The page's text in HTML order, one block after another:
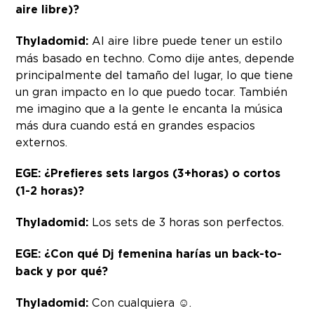
aire libre)?
Thyladomid: Al aire libre puede tener un estilo
más basado en techno. Como dije antes, depende
principalmente del tamaño del lugar, lo que tiene
un gran impacto en lo que puedo tocar. También
me imagino que a la gente le encanta la música
más dura cuando está en grandes espacios
externos.
EGE: ¿Prefieres sets largos (3+horas) o cortos
(1-2 horas)?
Thyladomid: Los sets de 3 horas son perfectos.
EGE: ¿Con qué Dj femenina harías un back-to-
back y por qué?
Thyladomid: Con cualquiera ☺.